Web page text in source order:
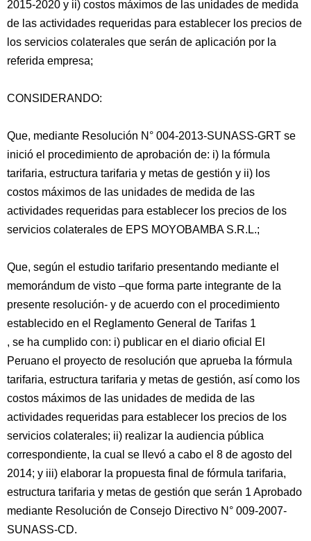
2015-2020 y ii) costos máximos de las unidades de medida
de las actividades requeridas para establecer los precios de
los servicios colaterales que serán de aplicación por la
referida empresa;
CONSIDERANDO:
Que, mediante Resolución N° 004-2013-SUNASS-GRT se
inició el procedimiento de aprobación de: i) la fórmula
tarifaria, estructura tarifaria y metas de gestión y ii) los
costos máximos de las unidades de medida de las
actividades requeridas para establecer los precios de los
servicios colaterales de EPS MOYOBAMBA S.R.L.;
Que, según el estudio tarifario presentando mediante el
memorándum de visto –que forma parte integrante de la
presente resolución- y de acuerdo con el procedimiento
establecido en el Reglamento General de Tarifas 1
, se ha cumplido con: i) publicar en el diario oficial El
Peruano el proyecto de resolución que aprueba la fórmula
tarifaria, estructura tarifaria y metas de gestión, así como los
costos máximos de las unidades de medida de las
actividades requeridas para establecer los precios de los
servicios colaterales; ii) realizar la audiencia pública
correspondiente, la cual se llevó a cabo el 8 de agosto del
2014; y iii) elaborar la propuesta final de fórmula tarifaria,
estructura tarifaria y metas de gestión que serán 1 Aprobado
mediante Resolución de Consejo Directivo N° 009-2007-
SUNASS-CD.